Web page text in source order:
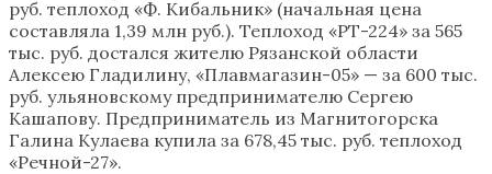
руб. теплоход «Ф. Кибальник» (начальная цена
составляла 1,39 млн руб.). Теплоход «РТ-224» за 565
тыс. руб. достался жителю Рязанской области
Алексею Гладилину, «Плавмагазин-05» — за 600 тыс.
руб. ульяновскому предпринимателю Сергею
Кашапову. Предприниматель из Магнитогорска
Галина Кулаева купила за 678,45 тыс. руб. теплоход
«Речной-27».